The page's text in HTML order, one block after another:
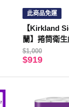
此商品免運
【Kirkland
蘭】捲筒衛
$1,000
$919